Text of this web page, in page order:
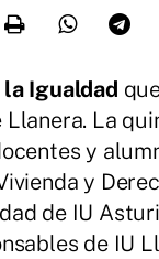
Igualdad
La
y
y
de IU
de IU